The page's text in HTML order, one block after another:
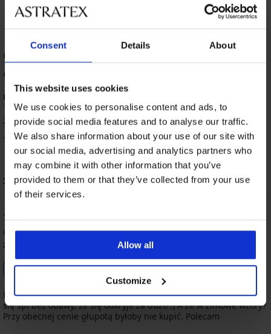
Consent Details About
This website uses cookies
We use cookies to personalise content and ads, to
provide social media features and to analyse our traffic.
We also share information about your use of our site with
our social media, advertising and analytics partners who
may combine it with other information that you’ve
provided to them or that they’ve collected from your use
of their services.
Allow all
Customize
OCENA PRODUKTU Bawełniane szorty
od piżamy Christmas Trees
95%
2 klientów oceniło produkt
100% klientów poleca produkt
Sortowanie
100%
AnnaB
23. 06. 2025
zakupiony rozmiar XXXL
Sprawdzony klient
Piękne, wygodne, przewiewne, o właściwej długości. Swobodnie
się śpi bez obawy, że się odkryje za dużo :) A że w zimowe wzory?
Przy obecnej cenie głupotą byłoby nie kupić. Polecam